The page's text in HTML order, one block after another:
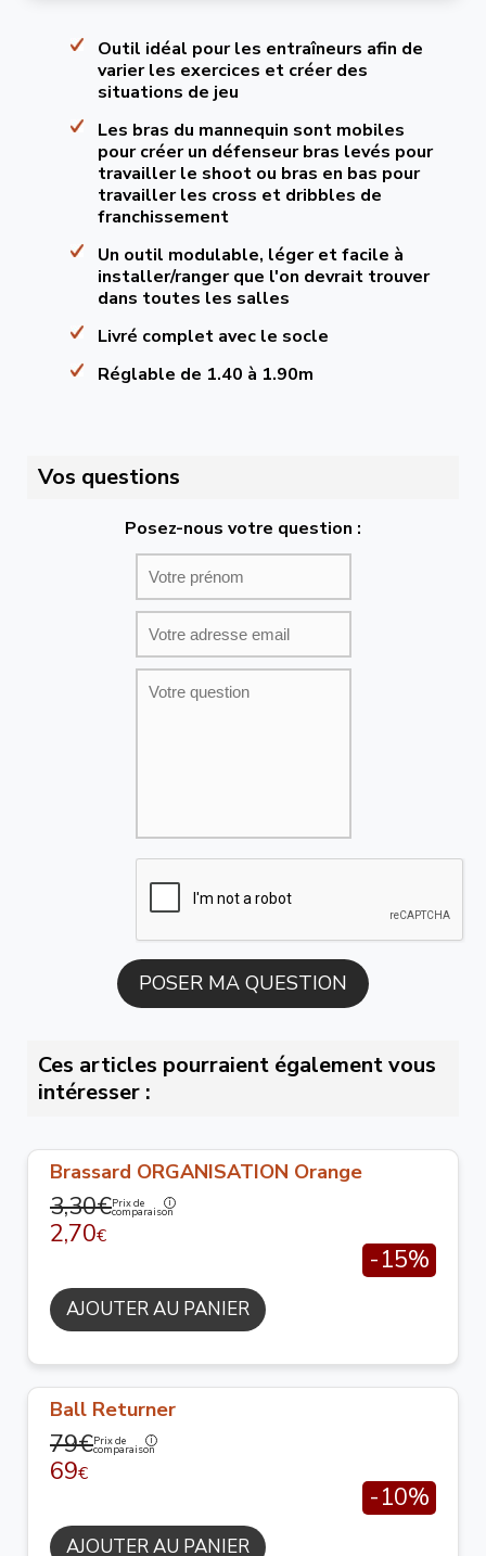
Outil idéal pour les entraîneurs afin de
varier les exercices et créer des
situations de jeu
Les bras du mannequin sont mobiles
pour créer un défenseur bras levés pour
travailler le shoot ou bras en bas pour
travailler les cross et dribbles de
franchissement
Un outil modulable, léger et facile à
installer/ranger que l'on devrait trouver
dans toutes les salles
Livré complet avec le socle
Réglable de 1.40 à 1.90m
Vos questions
Posez-nous votre question :
Ces articles pourraient également vous
intéresser :
Brassard ORGANISATION Orange
3,30€Prix de
comparaison
2,70€
-15%
AJOUTER AU PANIER
Ball Returner
79€Prix de
comparaison
69€
-10%
AJOUTER AU PANIER